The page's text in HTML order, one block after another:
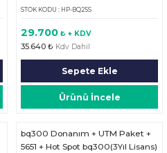
STOK KODU : HP-BQ25S
29.700 ₺ + KDV
35.640 ₺ Kdv Dahil
Sepete Ekle
Ürünü İncele
bq300 Donanım + UTM Paket +
5651 + Hot Spot bq300(3Yıl Lisans)